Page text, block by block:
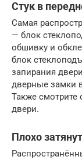
Стук в
Самая
— блок
обшивку и
блок
запирания
дверные замки
Также смотрите
двери.
Плохо